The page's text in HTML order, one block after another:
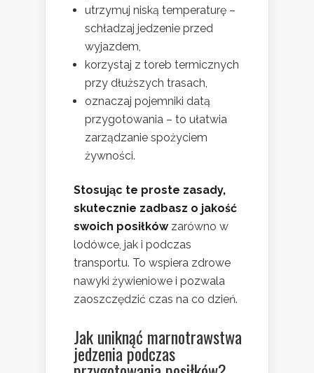
utrzymuj niską temperaturę –
schładzaj jedzenie przed
wyjazdem,
korzystaj z toreb termicznych
przy dłuższych trasach,
oznaczaj pojemniki datą
przygotowania – to ułatwia
zarządzanie spożyciem
żywności.
Stosując te proste zasady,
skutecznie zadbasz o jakość
swoich posiłkówzarówno w
lodówce, jak i podczas
transportu. To wspiera zdrowe
nawyki żywieniowe i pozwala
zaoszczędzić czas na co dzień.
Jak uniknąć marnotrawstwa
jedzenia podczas